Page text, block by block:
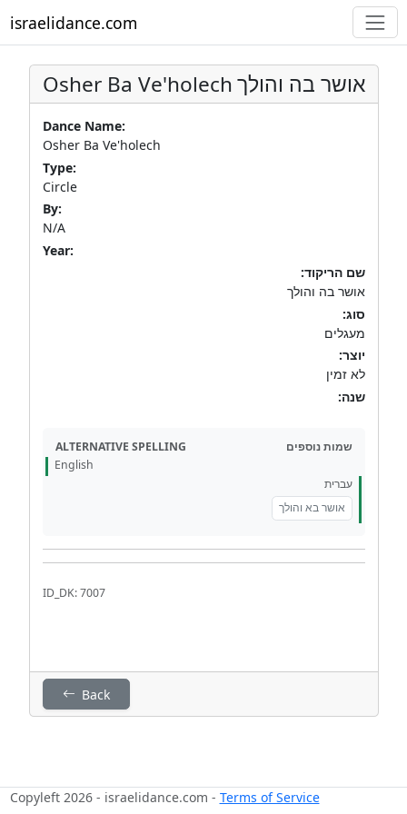
israelidance.com
Osher Ba Ve'holechאושר בה והולך
Dance Name:
Osher Ba Ve'holech
Type:
Circle
By:
N/A
Year:
שם הריקוד:
אושר בה והולך
סוג:
מעגלים
יוצר:
לא זמין
שנה:
ALTERNATIVE SPELLING
שמות נוספים
English
עברית
אושר בא והולך
ID_DK: 7007
Back
Copyleft 2026 - israelidance.com - Terms of Service